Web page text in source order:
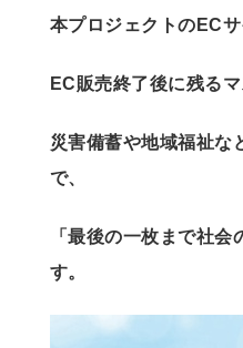
本プロジェクトのEC
EC販売終了後に残る
災害備蓄や地域福祉な
で、
「最後の一枚まで社
す。